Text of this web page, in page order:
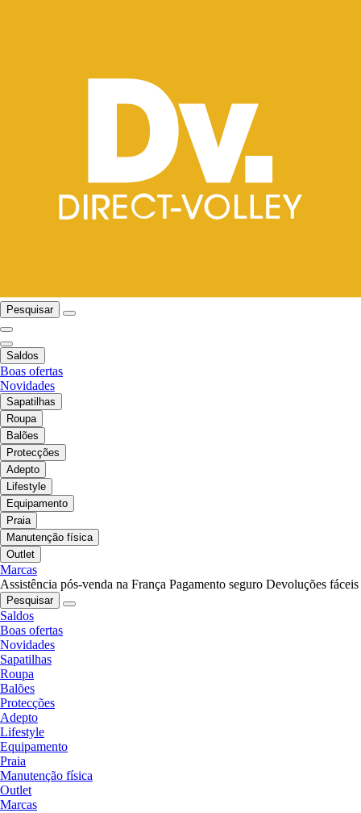
Pesquisar
Saldos
Boas ofertas
Novidades
Sapatilhas
Roupa
Balões
Protecções
Adepto
Lifestyle
Equipamento
Praia
Manutenção física
Outlet
Marcas
Assistência pós-venda na França Pagamento seguro Devoluções fáceis
Pesquisar
Saldos
Boas ofertas
Novidades
Sapatilhas
Roupa
Balões
Protecções
Adepto
Lifestyle
Equipamento
Praia
Manutenção física
Outlet
Marcas